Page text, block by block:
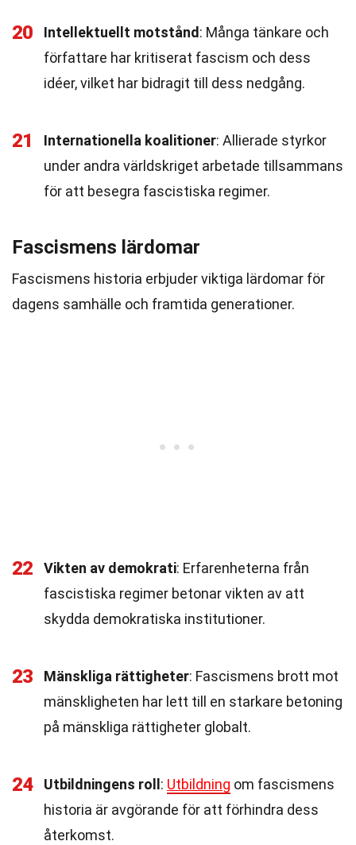
20 Intellektuellt motstånd : Många tänkare och
författare har kritiserat fascism och dess
idéer, vilket har bidragit till dess nedgång.
21 Internationella koalitioner: Allierade styrkor
under andra världskriget arbetade tillsammans
för att besegra fascistiska regimer.
Fascismens lärdomar
Fascismens historia erbjuder viktiga lärdomar för
dagens samhälle och framtida generationer.
22 Vikten av demokrati: Erfarenheterna från
fascistiska regimer betonar vikten av att
skydda demokratiska institutioner.
23 Mänskliga rättigheter: Fascismens brott mot
mänskligheten har lett till en starkare betoning
på mänskliga rättigheter globalt.
24 Utbildningens roll : Utbildning om fascismens
historia är avgörande för att förhindra dess
återkomst.